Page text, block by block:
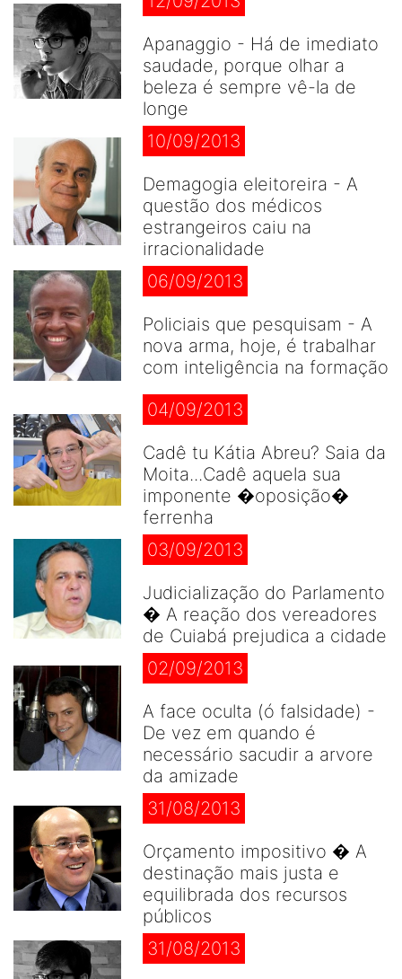
Apanaggio - Há de imediato
saudade, porque olhar a
beleza é sempre vê-la de
longe
10/09/2013
Demagogia eleitoreira - A
questão dos médicos
estrangeiros caiu na
irracionalidade
06/09/2013
Policiais que pesquisam - A
nova arma, hoje, é trabalhar
com inteligência na formação
04/09/2013
Cadê tu Kátia Abreu? Saia da
Moita...Cadê aquela sua
imponente �oposição�
ferrenha
03/09/2013
Judicialização do Parlamento
� A reação dos vereadores
de Cuiabá prejudica a cidade
02/09/2013
A face oculta (ó falsidade) -
De vez em quando é
necessário sacudir a arvore
da amizade
31/08/2013
Orçamento impositivo � A
destinação mais justa e
equilibrada dos recursos
públicos
31/08/2013